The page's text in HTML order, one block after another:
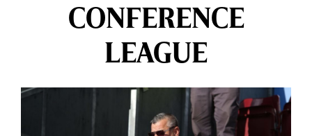
CONFERENCE
LEAGUE